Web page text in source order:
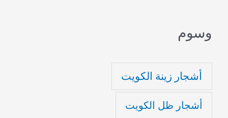
وسوم
أشجار زينة الكويت
أشجار ظل الكويت